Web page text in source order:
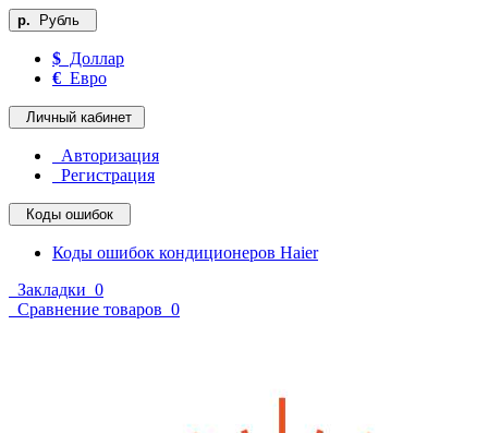
р. Рубль
$ Доллар
€ Евро
Личный кабинет
Авторизация
Регистрация
Коды ошибок
Коды ошибок кондиционеров Haier
Закладки 0
Сравнение товаров 0